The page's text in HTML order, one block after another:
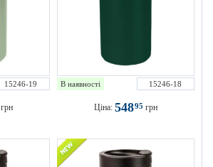
15246-19
грн
В наявності 15246-18
Ціна: 54895 грн